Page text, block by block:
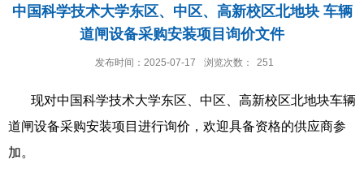
中国科学技术大学东区、中区、高新校区北地块 车辆
道闸设备采购安装项目询价文件
发布时间：2025-07-17 浏览次数： 251
现对中国科学技术大学东区、中区、高新校区北地块车辆
道闸设备采购安装项目进行询价，欢迎具备资格的供应商参
加。